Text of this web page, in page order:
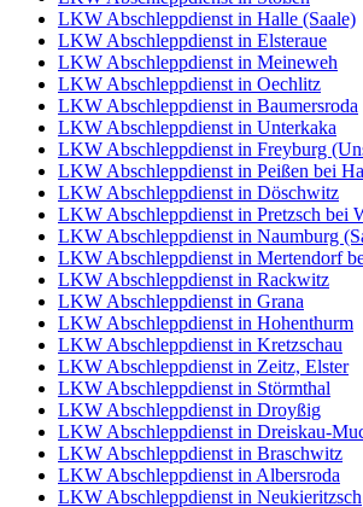
LKW Abschleppdienst in Halle (Saale)
LKW Abschleppdienst in Elsteraue
LKW Abschleppdienst in Meineweh
LKW Abschleppdienst in Oechlitz
LKW Abschleppdienst in Baumersroda
LKW Abschleppdienst in Unterkaka
LKW Abschleppdienst in Freyburg
LKW Abschleppdienst in Peißen bei
LKW Abschleppdienst in Döschwitz
LKW Abschleppdienst in Pretzsch bei
LKW Abschleppdienst in Naumburg
LKW Abschleppdienst in Mertendorf
LKW Abschleppdienst in Rackwitz
LKW Abschleppdienst in Grana
LKW Abschleppdienst in Hohenthurm
LKW Abschleppdienst in Kretzschau
LKW Abschleppdienst in Zeitz, Elster
LKW Abschleppdienst in Störmthal
LKW Abschleppdienst in Droyßig
LKW Abschleppdienst in Dreiskau-
LKW Abschleppdienst in Braschwitz
LKW Abschleppdienst in Albersroda
LKW Abschleppdienst in Neukieritzsch